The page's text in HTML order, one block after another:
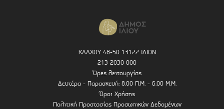
ΚΑΛΧΟΥ 48-50 13122 ΙΛΙΟΝ
213 2030 000
Ώρες λειτουργίας
Δευτέρα - Παρασκευή: 8.00 Π.Μ. - 6.00 Μ.Μ.
Όροι Χρήσης
Πολιτική Προστασίας Προσωπικών Δεδομένων